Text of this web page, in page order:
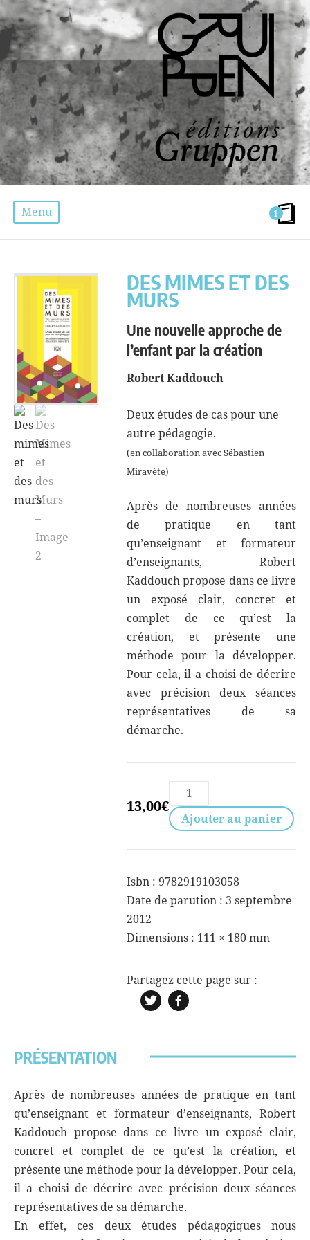
Menu 1
DES MIMES ET DES MURS
DES MIMES ET DES
MURS
Une nouvelle approche de
l’enfant par la création
Robert Kaddouch
Deux études de cas pour une
autre pédagogie.
(en collaboration avec Sébastien
Miravète)
Après de nombreuses années
de pratique en tant
qu’enseignant et formateur
d’enseignants, Robert
Kaddouch propose dans ce livre
un exposé clair, concret et
complet de ce qu’est la
création, et présente une
méthode pour la développer.
Pour cela, il a choisi de décrire
avec précision deux séances
représentatives de sa
démarche.
13,00€
quantité
de
Des
des
Murs
Ajouter au panier
Isbn : 9782919103058
Date de parution : 3 septembre
2012
Dimensions : 111 × 180 mm
PRÉSENTATION
Après de nombreuses années de pratique en tant
qu’enseignant et formateur d’enseignants, Robert
Kaddouch propose dans ce livre un exposé clair,
concret et complet de ce qu’est la création, et
présente une méthode pour la développer. Pour cela,
il a choisi de décrire avec précision deux séances
représentatives de sa démarche.
En effet, ces deux études pédagogiques nous